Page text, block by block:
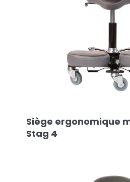
Siège ergonomique
Stag 4